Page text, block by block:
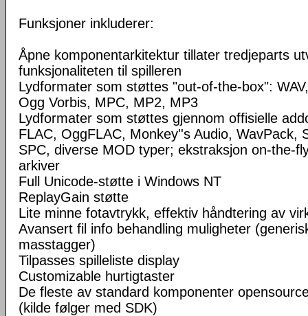
Funksjoner inkluderer:
Åpne komponentarkitektur tillater tredjeparts
funksjonaliteten til spilleren
Lydformater som støttes "out-of-the-box":
Ogg Vorbis, MPC, MP2, MP3
Lydformater som støttes gjennom offisielle
FLAC, OggFLAC, Monkey''s Audio, WavPack,
SPC, diverse MOD typer; ekstraksjon on-the-
arkiver
Full Unicode-støtte i Windows NT
ReplayGain støtte
Lite minne fotavtrykk, effektiv håndtering av
Avansert fil info behandling muligheter
masstagger)
Tilpasses spilleliste display
Customizable hurtigtaster
De fleste av standard komponenter
(kilde følger med SDK)